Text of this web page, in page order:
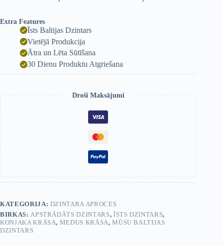
Extra Features
Īsts Baltijas Dzintars
Vietējā Produkcija
Ātra un Lēta Sūtīšana
30 Dienu Produktu Atgriešana
Droši Maksājumi
KATEGORIJA: DZINTARA APROCES
BIRKAS:APSTRĀDĀTS DZINTARS, ĪSTS DZINTARS,
KONJAKA KRĀSA, MEDUS KRĀSA,MŪSU BALTIJAS
DZINTARS